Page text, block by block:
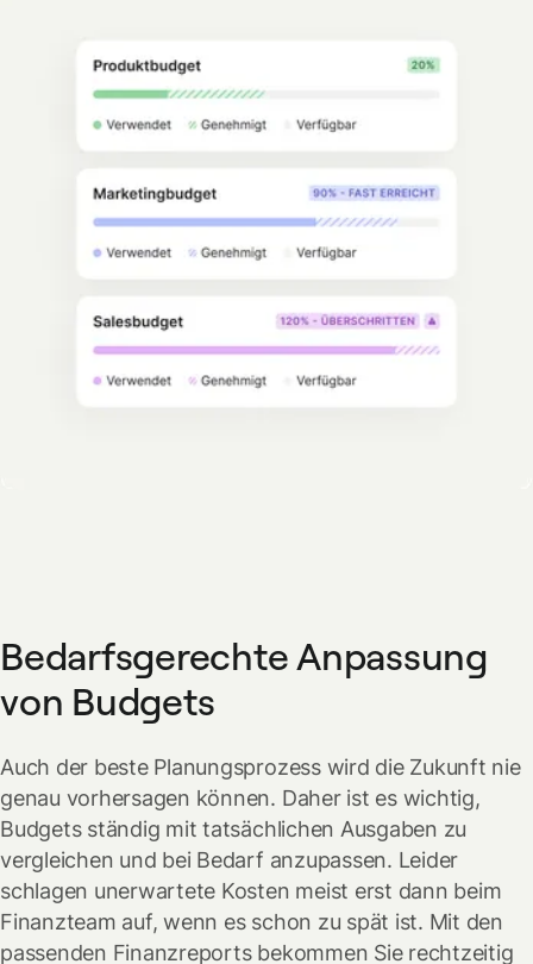
Bedarfsgerechte Anpassung
von Budgets
Auch der beste Planungsprozess wird die Zukunft nie
genau vorhersagen können. Daher ist es wichtig,
Budgets ständig mit tatsächlichen Ausgaben zu
vergleichen und bei Bedarf anzupassen. Leider
schlagen unerwartete Kosten meist erst dann beim
Finanzteam auf, wenn es schon zu spät ist. Mit den
passenden Finanzreports bekommen Sie rechtzeitig